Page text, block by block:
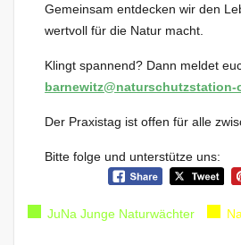
Gemeinsam entdecken wir den
wertvoll für die Natur macht.
Klingt spannend? Dann meldet
barnewitz@naturschutzstation-
Der Praxistag ist offen für alle
Bitte folge und unterstütze uns:
JuNa Junge Naturwächter